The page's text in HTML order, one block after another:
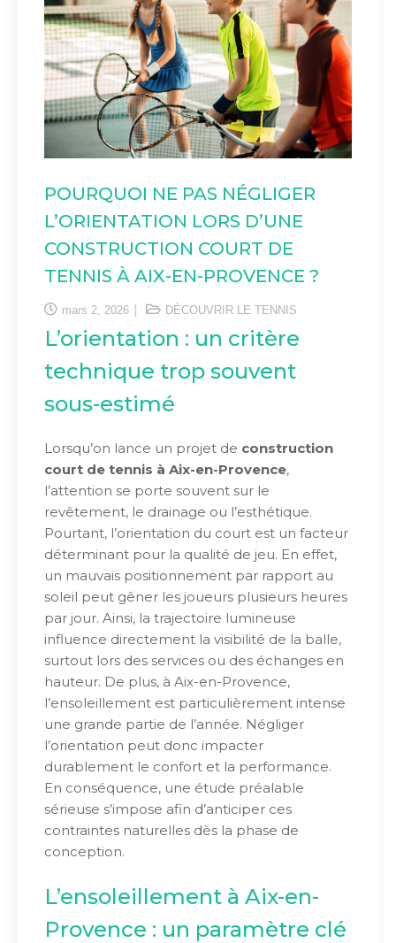
POURQUOI NE PAS NÉGLIGER
L’ORIENTATION LORS D’UNE
CONSTRUCTION COURT DE
TENNIS À AIX-EN-PROVENCE ?
mars 2, 2026 DÉCOUVRIR LE TENNIS
L’orientation : un critère
technique trop souvent
sous-estimé
Lorsqu’on lance un projet de construction
court de tennis à Aix-en-Provence,
l’attention se porte souvent sur le
revêtement, le drainage ou l’esthétique.
Pourtant, l’orientation du court est un facteur
déterminant pour la qualité de jeu. En effet,
un mauvais positionnement par rapport au
soleil peut gêner les joueurs plusieurs heures
par jour. Ainsi, la trajectoire lumineuse
influence directement la visibilité de la balle,
surtout lors des services ou des échanges en
hauteur. De plus, à Aix-en-Provence,
l’ensoleillement est particulièrement intense
une grande partie de l’année. Négliger
l’orientation peut donc impacter
durablement le confort et la performance.
En conséquence, une étude préalable
sérieuse s’impose afin d’anticiper ces
contraintes naturelles dès la phase de
conception.
L’ensoleillement à Aix-en-
Provence : un paramètre clé